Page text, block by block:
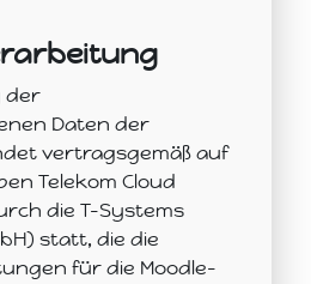
der
Daten der
vertragsgemäß auf
Telekom Cloud
die T-Systems
statt, die die
für die Moodle-